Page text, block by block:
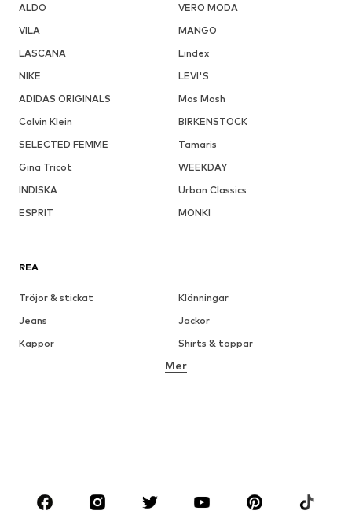
ALDO
VERO MODA
VILA
MANGO
LASCANA
Lindex
NIKE
LEVI'S
ADIDAS ORIGINALS
Mos Mosh
Calvin Klein
BIRKENSTOCK
SELECTED FEMME
Tamaris
Gina Tricot
WEEKDAY
INDISKA
Urban Classics
ESPRIT
MONKI
REA
Tröjor & stickat
Klänningar
Jeans
Jackor
Kappor
Shirts & toppar
Underkläder
Premium
Mer